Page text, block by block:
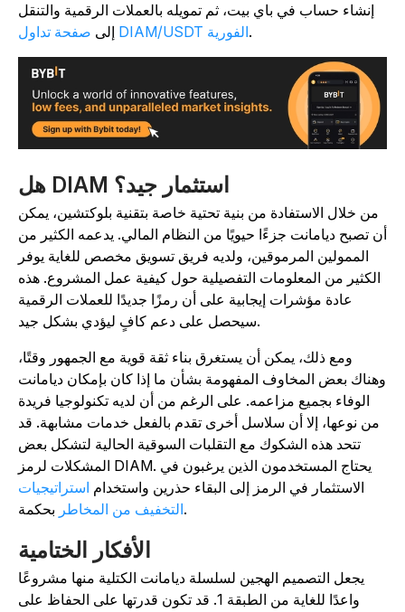
إنشاء حساب في باي بيت، ثم تمويله بالعملات الرقمية والتنقل
إلى
صفحة تداول DIAM/USDT الفورية
هل DIAM استثمار جيد؟
من خلال الاستفادة من بنية تحتية خاصة بتقنية بلوكتشين، يمكن
تصبح ديامانت جزءًا حيويًا من النظام المالي. يدعمه الكثير من
الممولين المرموقين، ولديه فريق تسويق مخصص للغاية يوفر
الكثير من المعلومات التفصيلية حول كيفية عمل المشروع. هذه
عادة مؤشرات إيجابية على أن رمزًا جديدًا للعملات الرقمية
ومع ذلك، يمكن أن يستغرق بناء ثقة قوية مع الجمهور وقتًا،
بعض المخاوف المفهومة بشأن ما إذا كان بإمكان ديامانت
الوفاء بجميع مزاعمه. على الرغم من أن لديه تكنولوجيا فريدة
من نوعها، إلا أن سلاسل أخرى تقدم بالفعل خدمات مشابهة. قد
تتحد هذه الشكوك مع التقلبات السوقية الحالية لتشكل بعض
المشكلات لرمز DIAM. يحتاج المستخدمون الذين يرغبون في
الاستثمار في الرمز إلى البقاء حذرين واستخداماستراتيجيات
التخفيف من المخاطر
الأفكار الختامية
يجعل التصميم الهجين لسلسلة ديامانت الكتلية منها مشروعًا
واعدًا للغاية من الطبقة 1. قد تكون قدرتها على الحفاظ على